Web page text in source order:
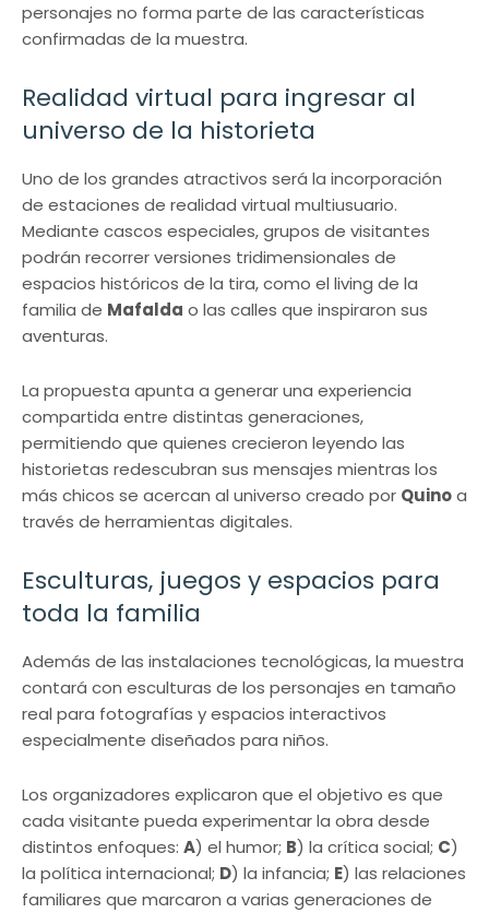
personajes no forma parte de las características
confirmadas de la muestra.
Realidad virtual para ingresar al
universo de la historieta
Uno de los grandes atractivos será la incorporación
de estaciones de realidad virtual multiusuario.
Mediante cascos especiales, grupos de visitantes
podrán recorrer versiones tridimensionales de
espacios históricos de la tira, como el living de la
familia de Mafalda o las calles que inspiraron sus
aventuras.
La propuesta apunta a generar una experiencia
compartida entre distintas generaciones,
permitiendo que quienes crecieron leyendo las
historietas redescubran sus mensajes mientras los
más chicos se acercan al universo creado por Quinoa
través de herramientas digitales.
Esculturas, juegos y espacios para
toda la familia
Además de las instalaciones tecnológicas, la muestra
contará con esculturas de los personajes en tamaño
real para fotografías y espacios interactivos
especialmente diseñados para niños.
Los organizadores explicaron que el objetivo es que
cada visitante pueda experimentar la obra desde
distintos enfoques: A) el humor; B) la crítica social; C)
la política internacional; D) la infancia; E) las relaciones
familiares que marcaron a varias generaciones de